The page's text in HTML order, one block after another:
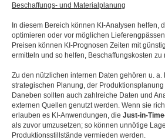
Beschaffungs- und Materialplanung
In diesem Bereich können KI-Analysen helfen,
optimieren oder vor möglichen
Preisen können KI-Prognosen Zeiten mit
ermitteln und so helfen, Beschaffungskosten zu
Zu den nützlichen internen Daten gehören u. a.
strategischen Planung, der
Daneben sollten auch zahlreiche Daten und
externen Quellen genutzt werden. Wenn sie
erlauben es KI-Anwendungen, die Just-in-
als zuvor umzusetzen; so können unnötige
Produktionsstillstände vermieden werden.